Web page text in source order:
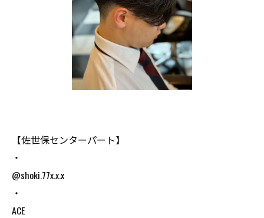
【佐世保センターパート】
・
@shoki.77x.x.x
・
ACE